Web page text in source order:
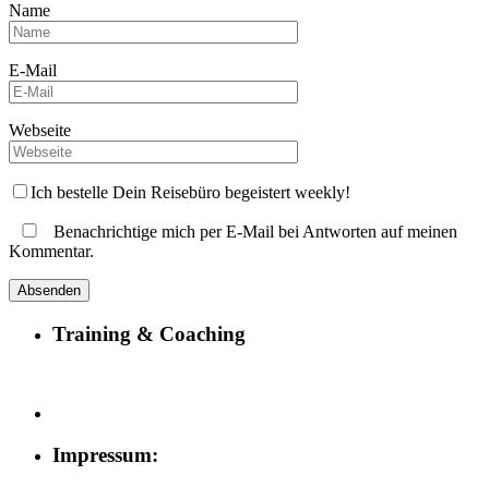
Name
E-Mail
Webseite
Ich bestelle Dein Reisebüro begeistert weekly!
Benachrichtige mich per E-Mail bei Antworten auf meinen
Kommentar.
Training & Coaching
Impressum: